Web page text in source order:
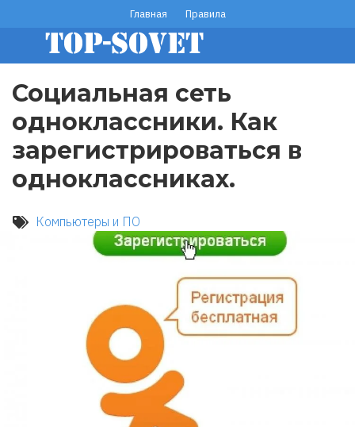
основному
содержанию
footer
menu
Главная Правила
Социальная сеть
одноклассники. Как
зарегистрироваться в
одноклассниках.
Компьютеры и ПО